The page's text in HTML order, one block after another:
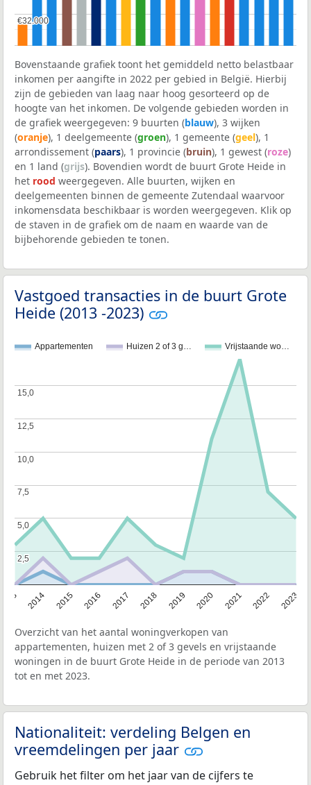
€32.000
€32.000
Bovenstaande grafiek toont het gemiddeld netto belastbaar
inkomen per aangifte in 2022 per gebied in België. Hierbij
zijn de gebieden van laag naar hoog gesorteerd op de
hoogte van het inkomen. De volgende gebieden worden in
de grafiek weergegeven: 9 buurten (blauw), 3 wijken
(oranje), 1 deelgemeente (groen), 1 gemeente (geel), 1
arrondissement (paars), 1 provincie (bruin), 1 gewest (roze)
en 1 land (grijs). Bovendien wordt de buurt Grote Heide in
het rood weergegeven. Alle buurten, wijken en
deelgemeenten binnen de gemeente Zutendaal waarvoor
inkomensdata beschikbaar is worden weergegeven. Klik op
de staven in de grafiek om de naam en waarde van de
bijbehorende gebieden te tonen.
Vastgoed transacties in de buurt Grote
Heide (2013 -2023)
Appartementen Huizen 2 of 3 g… Vrijstaande wo…
2014 2015 2016 2017 2018 2019 2020 2021 2022 2023
2,5
2,5
5,0
5,0
7,5
7,5
10,0
10,0
12,5
12,5
15,0
15,0
Overzicht van het aantal woningverkopen van
appartementen, huizen met 2 of 3 gevels en vrijstaande
woningen in de buurt Grote Heide in de periode van 2013
tot en met 2023.
Nationaliteit: verdeling Belgen en
vreemdelingen per jaar
Gebruik het filter om het jaar van de cijfers te